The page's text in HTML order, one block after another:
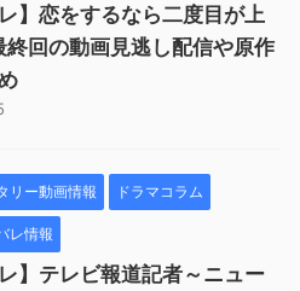
レ】恋をするなら二度目が上
終回の動画見逃し配信や原作
リー動画情報 ドラマコラム
レ情報
レ】テレビ報道記者～ニュー